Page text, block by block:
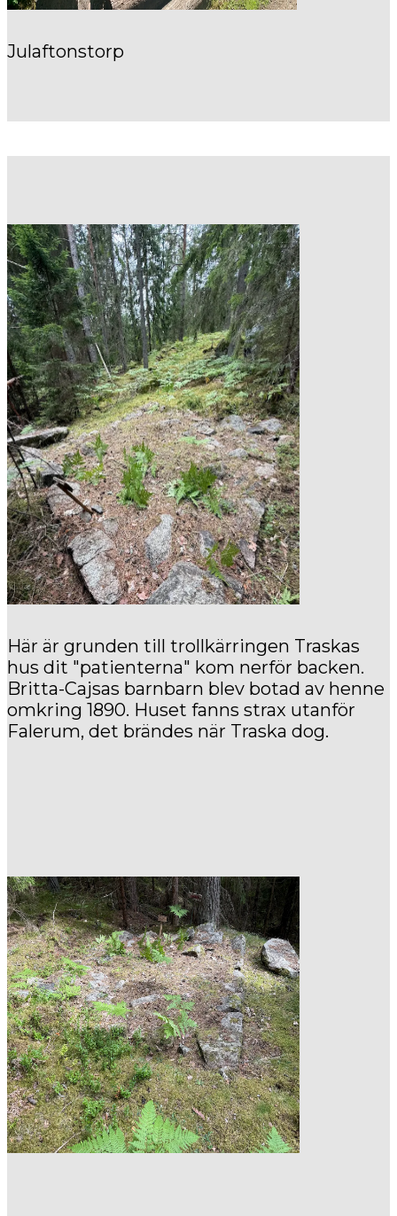
Julaftonstorp
Här är grunden till trollkärringen Traskas
hus dit "patienterna" kom nerför backen.
Britta-Cajsas barnbarn blev botad av henne
omkring 1890. Huset fanns strax utanför
Falerum, det brändes när Traska dog.